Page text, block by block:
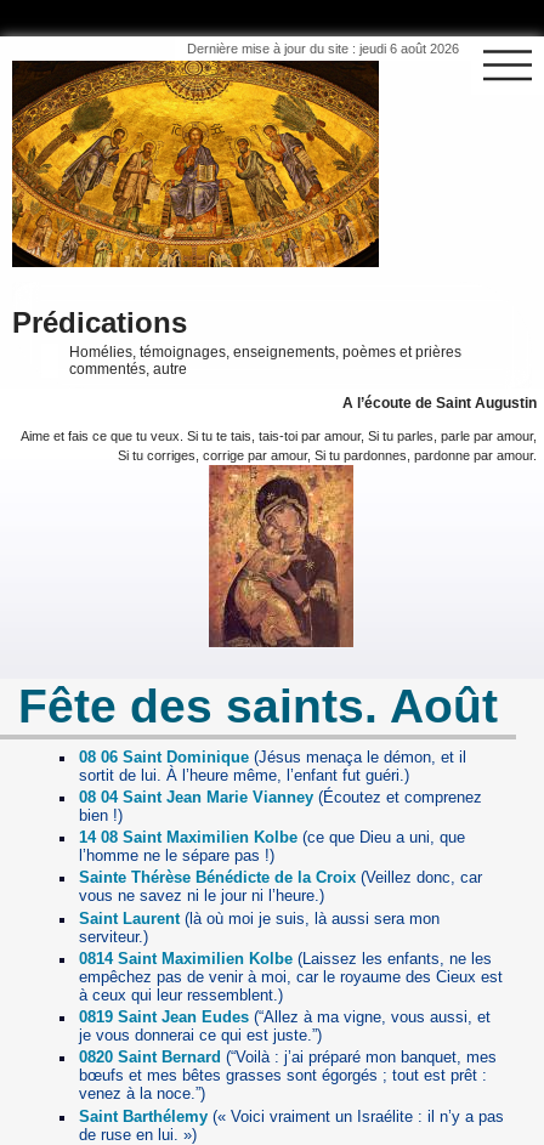
Dernière mise à jour du site : jeudi 6 août 2026
Prédications
Homélies, témoignages, enseignements, poèmes et prières
commentés, autre
A l’écoute de Saint Augustin
Aime et fais ce que tu veux. Si tu te tais, tais-toi par amour, Si tu parles, parle par amour,
Si tu corriges, corrige par amour, Si tu pardonnes, pardonne par amour.
Fête des saints. Août
08 06 Saint Dominique(Jésus menaça le démon, et il
sortit de lui. À l’heure même, l’enfant fut guéri.)
08 04 Saint Jean Marie Vianney(Écoutez et comprenez
bien !)
14 08 Saint Maximilien Kolbe(ce que Dieu a uni, que
l’homme ne le sépare pas !)
Sainte Thérèse Bénédicte de la Croix(Veillez donc, car
vous ne savez ni le jour ni l’heure.)
Saint Laurent(là où moi je suis, là aussi sera mon
serviteur.)
0814 Saint Maximilien Kolbe(Laissez les enfants, ne les
empêchez pas de venir à moi, car le royaume des Cieux est
à ceux qui leur ressemblent.)
0819 Saint Jean Eudes(“Allez à ma vigne, vous aussi, et
je vous donnerai ce qui est juste.”)
0820 Saint Bernard (“Voilà : j’ai préparé mon banquet, mes
bœufs et mes bêtes grasses sont égorgés ; tout est prêt :
venez à la noce.”)
Saint Barthélemy(« Voici vraiment un Israélite : il n’y a pas
de ruse en lui. »)